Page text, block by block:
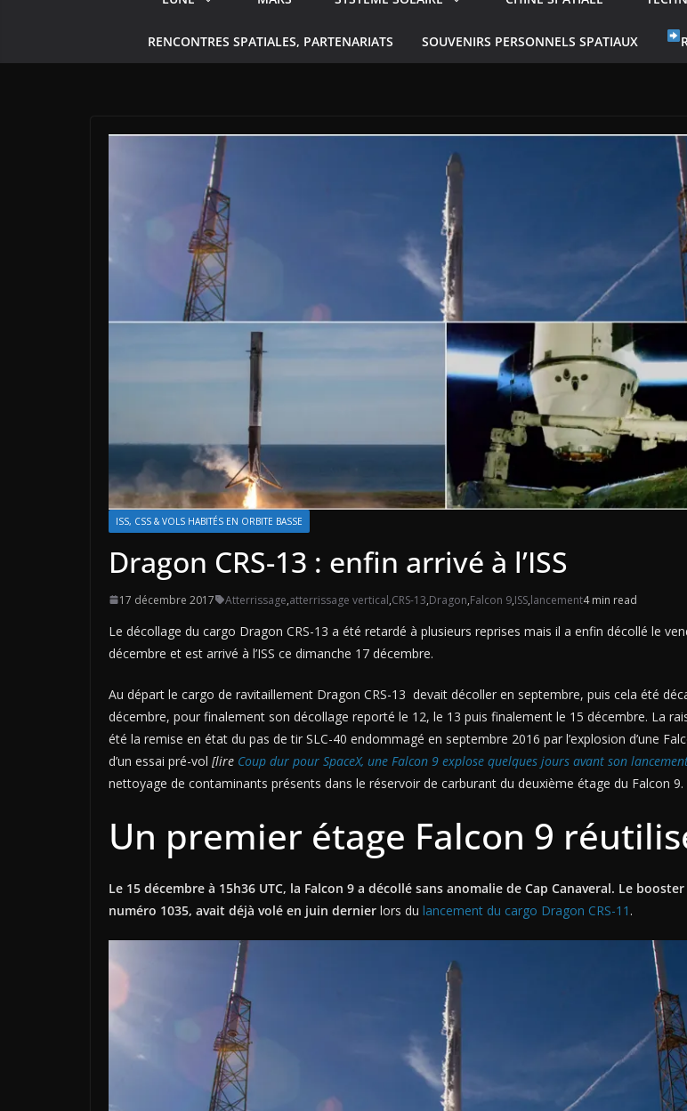
RENCONTRES SPATIALES, PARTENARIATS SOUVENIRS PERSONNELS SPATIAUX
ISS, CSS & VOLS HABITÉS EN ORBITE BASSE
Dragon CRS-13 : enfin arrivé à l’ISS
17 décembre 2017 Atterrissage,atterrissage vertical,CRS-13,Dragon,Falcon 9,ISS,lancement4 min read
Le décollage du cargo Dragon CRS-13 a été retardé à plusieurs reprises mais il a enfin décollé le
décembre et est arrivé à l’ISS ce dimanche 17 décembre.
Au départ le cargo de ravitaillement Dragon CRS-13 devait décoller en septembre, puis cela été
décembre, pour finalement son décollage reporté le 12, le 13 puis finalement le 15 décembre. La
été la remise en état du pas de tir SLC-40 endommagé en septembre 2016 par l’explosion d’une
d’un essai pré-vol [lire Coup dur pour SpaceX, une Falcon 9 explose quelques jours avant son
nettoyage de contaminants présents dans le réservoir de carburant du deuxième étage du Falcon 9.
Un premier étage Falcon 9
Le 15 décembre à 15h36 UTC, la Falcon 9 a décollé sans anomalie de Cap Canaveral. Le
numéro 1035, avait déjà volé en juin dernier lors du lancement du cargo Dragon CRS-11 .